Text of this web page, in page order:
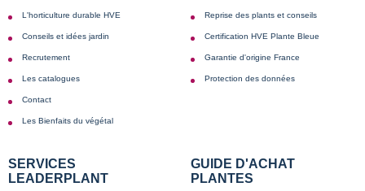
L'horticulture durable HVE
Conseils et idées jardin
Recrutement
Les catalogues
Contact
Les Bienfaits du végétal
Reprise des plants et conseils
Certification HVE Plante Bleue
Garantie d'origine France
Protection des données
SERVICES
LEADERPLANT
GUIDE D'ACHAT
PLANTES